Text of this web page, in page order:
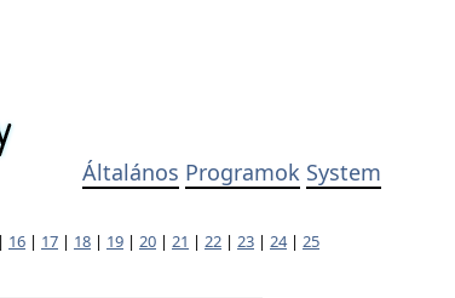
Általános Programok System
| 16 | 17 | 18 | 19 | 20 | 21 | 22 | 23 | 24| 25